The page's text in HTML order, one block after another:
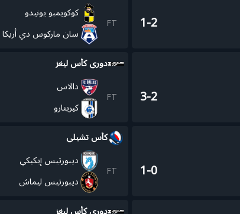
1-2
FT
كوكويمبو يونيدو
سان ماركوس دي أريكا
3-2
دوري كأس ليغز
FT
دالاس
كيريتارو
1-0
كأس تشيلي
FT
ديبورتيس إيكيكي
ديبورتيس ليماش